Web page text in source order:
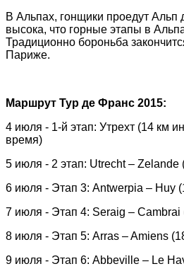
В Альпах, гонщики проедут
высока, что горные этапы в
Традиционно бороньба
Париже.
Маршрут Тур де Франс 2015:
4 июля - 1-й этап: Утрехт (14 км
время)
5 июля - 2 этап: Utrecht – Zelande
6 июля - Этап 3: Antwerpia – Huy
7 июля - Этап 4: Seraig – Cambrai
8 июля - Этап 5: Arras – Amiens
9 июля - Этап 6: Abbeville – Le